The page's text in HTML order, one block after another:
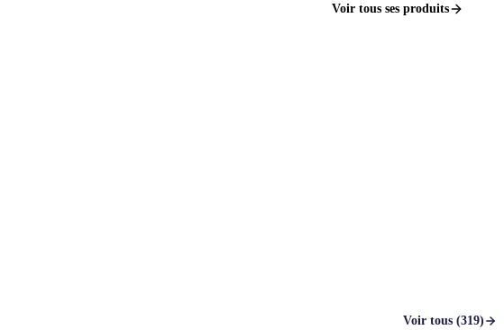
Voir tous ses produits
Voir tous (319)